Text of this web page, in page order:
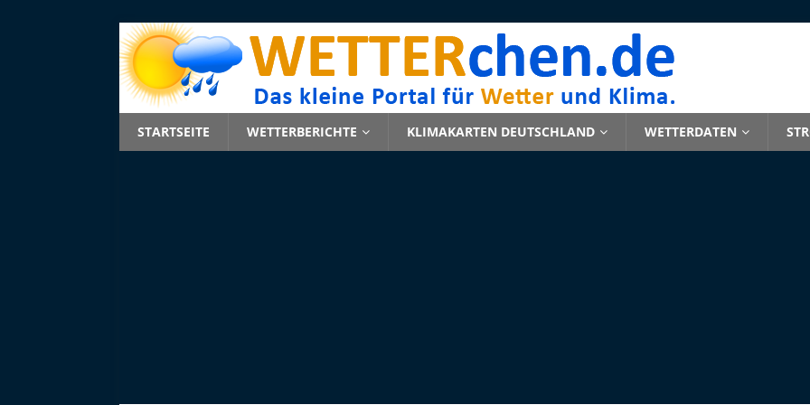
STARTSEITE WETTERBERICHTE KLIMAKARTEN DEUTSCHLAND WETTERDATEN